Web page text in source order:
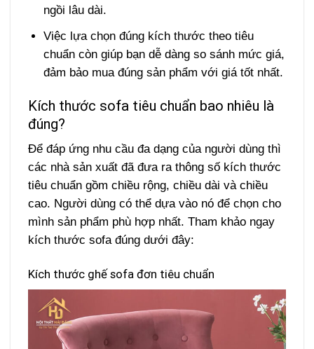
ngồi lâu dài.
Việc lựa chọn đúng kích thước theo tiêu
chuẩn còn giúp bạn dễ dàng so sánh mức giá,
đảm bảo mua đúng sản phẩm với giá tốt nhất.
Kích thước sofa tiêu chuẩn bao nhiêu là
đúng?
Để đáp ứng nhu cầu đa dạng của người dùng thì
các nhà sản xuất đã đưa ra thông số kích thước
tiêu chuẩn gồm chiều rộng, chiều dài và chiều
cao. Người dùng có thể dựa vào nó để chọn cho
mình sản phẩm phù hợp nhất. Tham khảo ngay
kích thước sofa đúng dưới đây:
Kích thước ghế sofa đơn tiêu chuẩn